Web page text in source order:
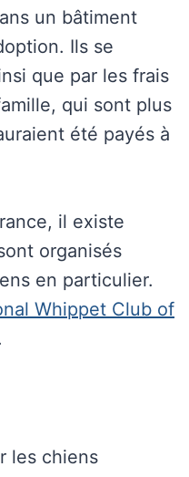
un bâtiment
Ils se
que par les frais
qui sont plus
été payés à
il existe
organisés
en particulier.
Whippet Club of
les chiens